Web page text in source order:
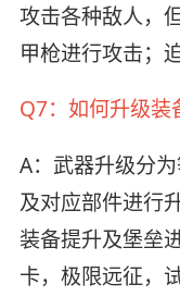
攻击各种敌人，
甲枪进行攻击；
Q7：如何升级装
A：武器升级分
及对应部件进行
装备提升及堡垒
卡，极限远征，